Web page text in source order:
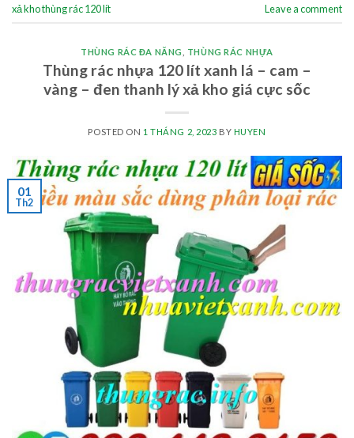
xả kho thùng rác 120 lít
Leave a comment
THÙNG RÁC ĐA NĂNG THÙNG RÁC NHỰA
Thùng rác nhựa 120 lít xanh lá – cam –
vàng – đen thanh lý xả kho giá cực sốc
POSTED ON 1 THÁNG 2, 2023 BY HUYEN
01
Th2